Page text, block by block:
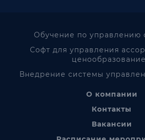
Обучение по управлению
Софт для управления
Внедрение системы
О компании
Контакты
Вакансии